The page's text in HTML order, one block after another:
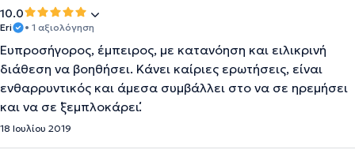
10.0
Eri • 1 αξιολόγηση
Ευπροσήγορος, έμπειρος, με κατανόηση και ειλικρινή
διάθεση να βοηθήσει. Κάνει καίριες ερωτήσεις, είναι
ενθαρρυντικός και άμεσα συμβάλλει στο να σε ηρεμήσει
και να σε ΄΄ξεμπλοκάρει΄΄.
18 Ιουλίου 2019